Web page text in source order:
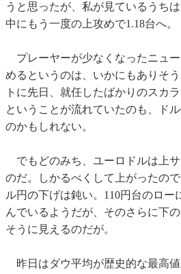
うと思ったが、私が見ているうち
中にもう一度の上攻めで1.18台へ。
プレーヤーが少なくなったニュ
めるというのは、いかにもありそ
トに先日、就任したばかりのスカ
ということが流れていたのも、ド
のかもしれない。
でもどのみち、ユーロドルは上
のだ。しかるべくして上がったの
ル円の下げは鈍い。110円台のロー
んでいるようだが、そのさらに下
そうに見えるのだが。
昨日はダウ平均が歴史的な最高値